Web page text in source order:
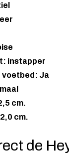
instapper
voetbed: Ja
cm.
cm.
de